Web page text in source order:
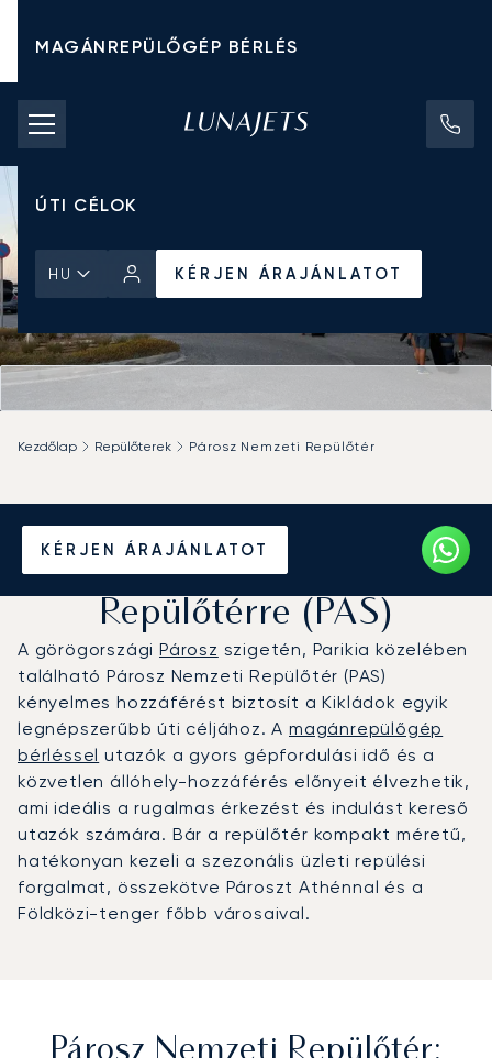
MAGÁNREPÜLŐGÉP BÉRLÉS
CHARTER ÁRAK
MAGÁNREPÜLŐGÉPEK
ÚTI CÉLOK
HU KÉRJEN ÁRAJÁNLATOT
KÉRJEN ÁRAJÁNLATOT
Kezdőlap Repülőterek Párosz Nemzeti Repülőtér
Magánrepülőgép bérlése a
Párosz Nemzeti
Repülőtérre (PAS)
A görögországiPárosz szigetén, Parikia közelében
található Párosz Nemzeti Repülőtér (PAS)
kényelmes hozzáférést biztosít a Kikládok egyik
legnépszerűbb úti céljához. Amagánrepülőgép
bérléssel utazók a gyors gépfordulási idő és a
közvetlen állóhely-hozzáférés előnyeit élvezhetik,
ami ideális a rugalmas érkezést és indulást kereső
utazók számára. Bár a repülőtér kompakt méretű,
hatékonyan kezeli a szezonális üzleti repülési
forgalmat, összekötve Pároszt Athénnal és a
Földközi-tenger főbb városaival.
Párosz Nemzeti Repülőtér: